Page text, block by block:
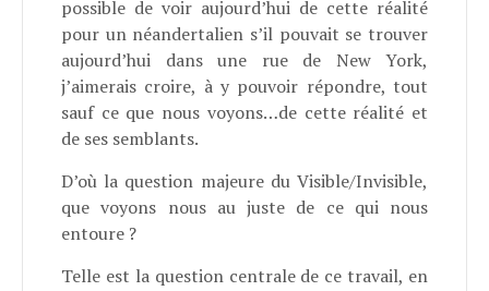
possible de voir aujourd’hui de cette réalité
pour un néandertalien s’il pouvait se trouver
aujourd’hui dans une rue de New York,
j’aimerais croire, à y pouvoir répondre, tout
sauf ce que nous voyons…de cette réalité et
de ses semblants.
D’où la question majeure du Visible/Invisible,
que voyons nous au juste de ce qui nous
entoure ?
Telle est la question centrale de ce travail, en